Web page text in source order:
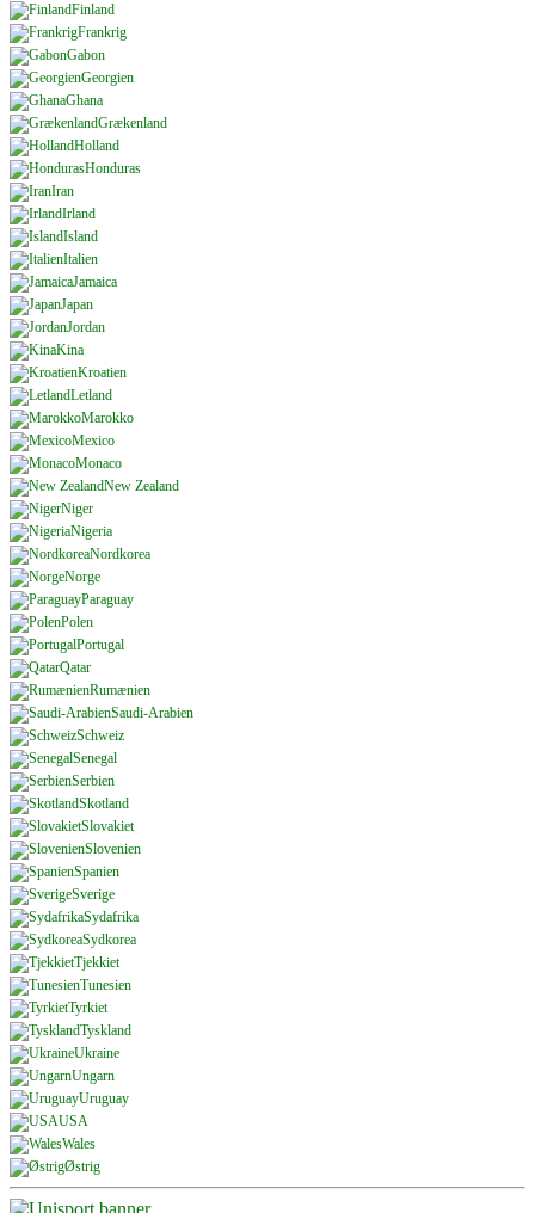
Finland
Frankrig
Gabon
Georgien
Ghana
Grækenland
Holland
Honduras
Iran
Irland
Island
Italien
Jamaica
Japan
Jordan
Kina
Kroatien
Letland
Marokko
Mexico
Monaco
New Zealand
Niger
Nigeria
Nordkorea
Norge
Paraguay
Polen
Portugal
Qatar
Rumænien
Saudi-Arabien
Schweiz
Senegal
Serbien
Skotland
Slovakiet
Slovenien
Spanien
Sverige
Sydafrika
Sydkorea
Tjekkiet
Tunesien
Tyrkiet
Tyskland
Ukraine
Ungarn
Uruguay
USA
Wales
Østrig